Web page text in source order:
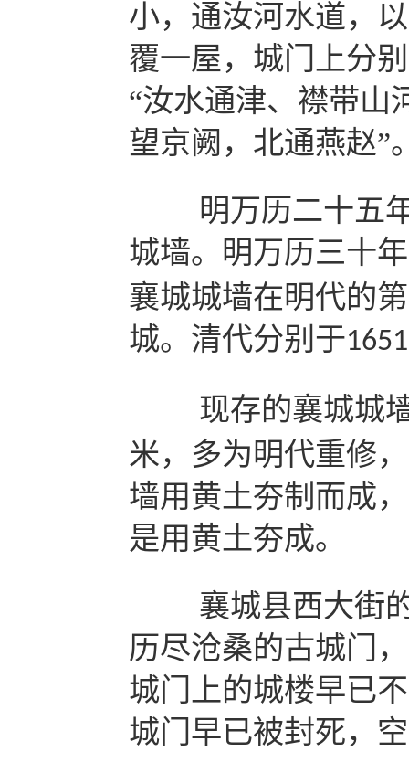
小，通汝河水道，
覆一屋，城门上分
“汝水通津、襟带山
望京阙，北通燕赵”
明万历二十五
城墙。明万历三十
襄城城墙在明代的
城。清代分别于1651
现存的襄城城
米，多为明代重修
墙用黄土夯制而成
是用黄土夯成。
襄城县西大街
历尽沧桑的古城门，
城门上的城楼早已
城门早已被封死，